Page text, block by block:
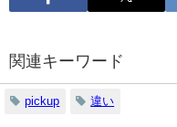
関連キーワード
pickup 違い